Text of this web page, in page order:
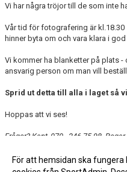
Vi har några tröjor till de som inte
Vår tid för fotografering är
hinner byta om och vara klara i god
Vi kommer ha blanketter på plats
ansvarig person om man vill
Sprid ut detta till alla i laget så
Hoppas att vi ses!
Frågor? Kent, 070 - 246 75 98
För att hemsidan ska